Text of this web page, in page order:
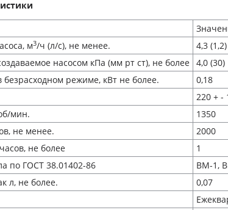
м3/ч (л/с), не менее.
4,3 (1,2)
насосом кПа (мм рт ст), не более 4,0 (30)
режиме, кВт не более.
0,18
220 + -
мин.
1350
не менее.
2000
не более
1
по ГОСТ 38.01402-86
ВМ-1,
л, не более.
0,07